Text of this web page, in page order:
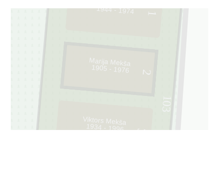
103
1
2
3
1944 - 1974
Marija Mekša
1905 - 1976
Viktors Mekša
1934 - 1996